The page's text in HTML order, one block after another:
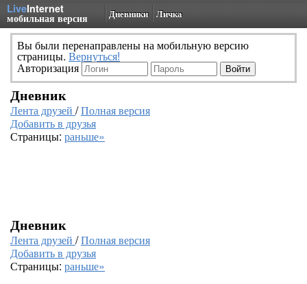
LiveInternet
мобильная версия Дневники Личка
Вы были перенаправлены на мобильную версию
страницы. Вернуться!
Авторизация
Дневник
Лента друзей /Полная версия
Добавить в друзья
Страницы: раньше»
Дневник
Лента друзей /Полная версия
Добавить в друзья
Страницы: раньше»